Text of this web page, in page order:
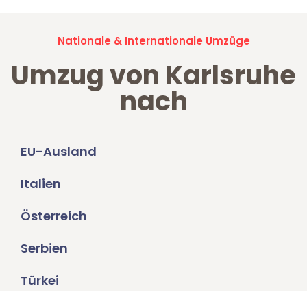
Nationale & Internationale Umzüge
Umzug von Karlsruhe
nach
EU-Ausland
Italien
Österreich
Serbien
Türkei